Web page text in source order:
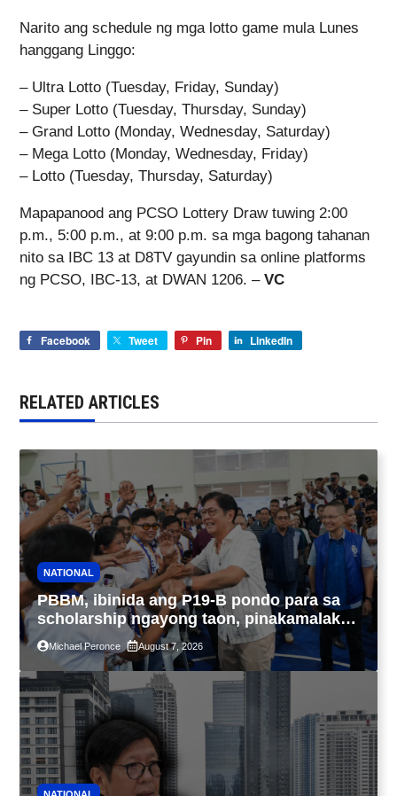
Narito ang schedule ng mga lotto game mula Lunes
hanggang Linggo:
– Ultra Lotto (Tuesday, Friday, Sunday)
– Super Lotto (Tuesday, Thursday, Sunday)
– Grand Lotto (Monday, Wednesday, Saturday)
– Mega Lotto (Monday, Wednesday, Friday)
– Lotto (Tuesday, Thursday, Saturday)
Mapapanood ang PCSO Lottery Draw tuwing 2:00
p.m., 5:00 p.m., at 9:00 p.m. sa mga bagong tahanan
nito sa IBC 13 at D8TV gayundin sa online platforms
ng PCSO, IBC-13, at DWAN 1206. – VC
Facebook Tweet Pin LinkedIn
RELATED ARTICLES
NATIONAL
PBBM, ibinida ang P19-B pondo para sa
scholarship ngayong taon, pinakamalaki
sa kasaysayan ng TESDA
Michael Peronce August 7, 2026